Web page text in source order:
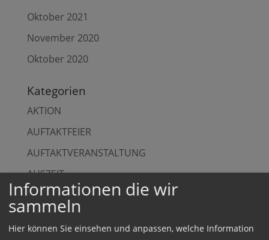
Oktober 2021
November 2020
Oktober 2020
Kategorien
AKTION
AUFTAKTFEIER
AUFTAKTVERANSTALTUNG
AUSZEIT
BESICHTIGUNG
DIALOG
Informationen die wir
sammeln
Hier können Sie einsehen und anpassen, welche Information